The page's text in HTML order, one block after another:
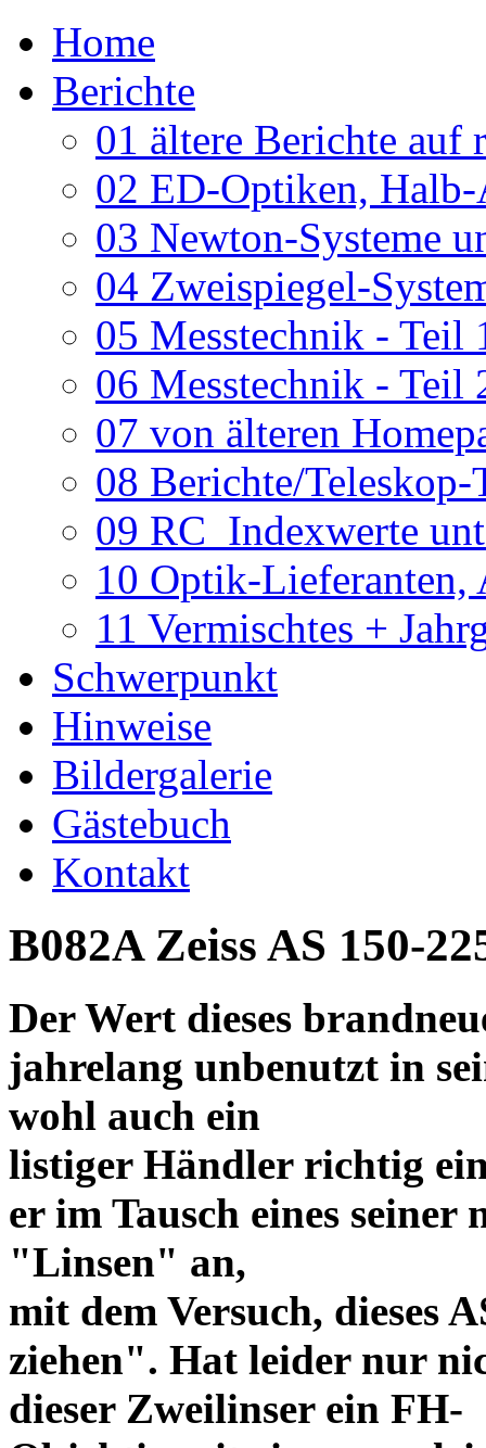
Home
Berichte
01 ältere Berichte auf
02 ED-Optiken, Halb-
03 Newton-Systeme
04 Zweispiegel-
05 Messtechnik - Teil
06 Messtechnik - Teil
07 von älteren
08 Berichte/
09 RC_Indexwerte
10 Optik-Lieferanten,
11 Vermischtes +
Schwerpunkt
Hinweise
Bildergalerie
Gästebuch
Kontakt
B082A Zeiss AS 150-
Der Wert dieses
jahrelang unbenutzt in
wohl auch ein
listiger Händler richtig
er im Tausch eines
"Linsen" an,
mit dem Versuch, dieses
ziehen". Hat leider nur
dieser Zweilinser ein FH-